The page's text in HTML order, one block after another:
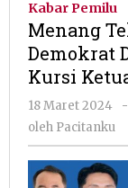
Kabar Pemilu
Menang
Demokrat
Kursi
18 Maret 2024 -
oleh Pacitanku